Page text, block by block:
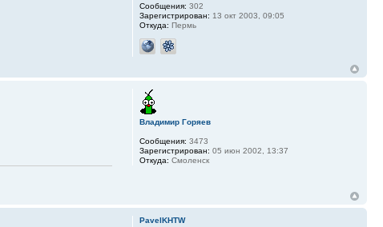
Сообщения: 302
Зарегистрирован: 13 окт 2003, 09:05
Откуда: Пермь
Владимир Горяев
Сообщения: 3473
Зарегистрирован: 05 июн 2002, 13:37
Откуда: Смоленск
PavelKHTW